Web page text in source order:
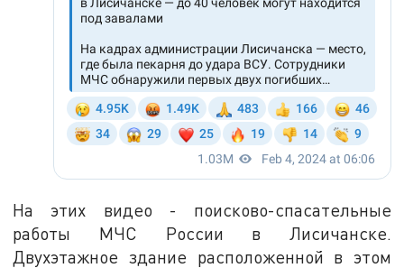
На этих видео - поисково-спасательные
работы МЧС России в Лисичанске.
Двухэтажное здание расположенной в этом